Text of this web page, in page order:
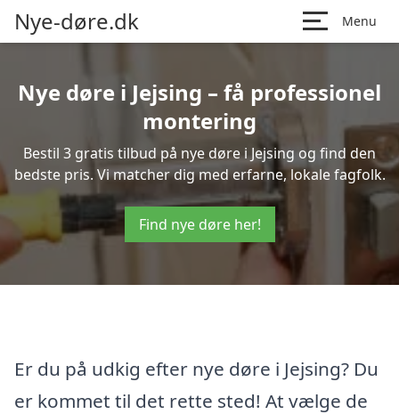
Nye-døre.dk Menu
Nye døre i Jejsing – få professionel
montering
Bestil 3 gratis tilbud på nye døre i Jejsing og find den
bedste pris. Vi matcher dig med erfarne, lokale fagfolk.
Find nye døre her!
Er du på udkig efter nye døre i Jejsing? Du
er kommet til det rette sted! At vælge de